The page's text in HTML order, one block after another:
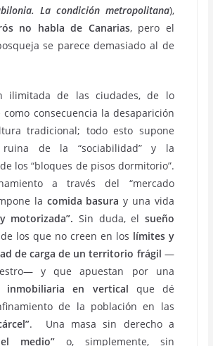
La condición metropolitana),
no habla de Canarias, pero el
se parece demasiado al de
ilimitada de las ciudades, de lo
consecuencia la desaparición
tradicional; todo esto supone
de la “sociabilidad” y la
los “bloques de pisos dormitorio”.
a través del “mercado
la comida basura y una vida
motorizada”. Sin duda, el sueño
de los que no creen en los límites y
de carga de un territorio frágil —
y que apuestan por una
inmobiliaria en vertical que dé
de la población en las
. Una masa sin derecho a
medio” o, simplemente, sin